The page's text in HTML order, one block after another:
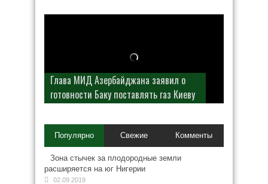
Глава МИД Азербайджана заявил о
готовности Баку поставлять газ Киеву
Популярно Свежие Комменты
Зона стычек за плодородные земли
расширяется на юг Нигерии
02.09.2019